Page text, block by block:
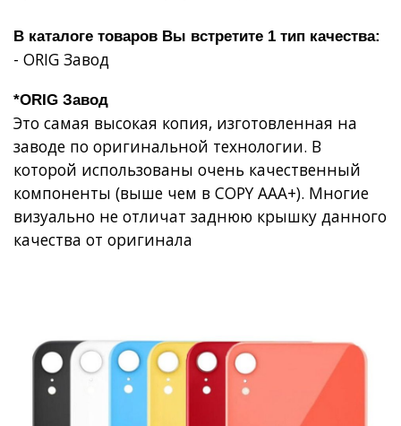
В каталоге товаров Вы встретите 1 тип качества:
- ORIG Завод
*ORIG Завод
Это самая высокая копия, изготовленная на
заводе по оригинальной технологии. В
которой использованы очень качественный
компоненты (выше чем в COPY AAA+). Многие
визуально не отличат заднюю крышку данного
качества от оригинала